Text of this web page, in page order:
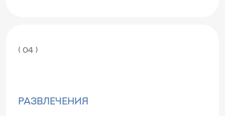
( 04 )
РАЗВЛЕЧЕНИЯ